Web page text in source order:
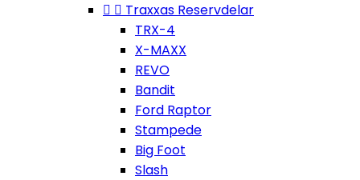
  Traxxas Reservdelar
TRX-4
X-MAXX
REVO
Bandit
Ford Raptor
Stampede
Big Foot
Slash